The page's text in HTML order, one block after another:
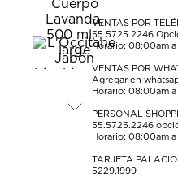
el
formulario
de
envío.
el
formulario
de
envío.
formulario
de
de
VENTAS POR
55.5725.2246
Horario: 08:00am
VENTAS POR
Agregar en
Horario: 08:00am
PERSONAL
55.5725.2246
Horario: 08:00am
TARJETA PALACIO:
5229.1999